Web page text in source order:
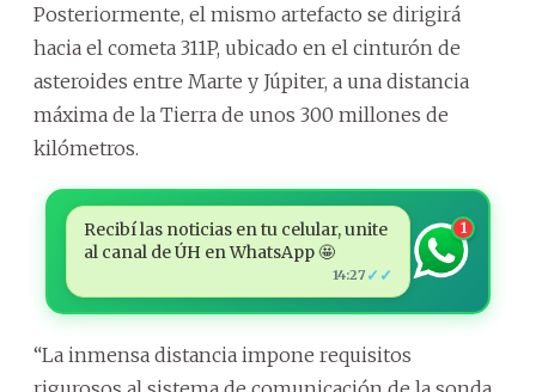
Posteriormente, el mismo artefacto se dirigirá
hacia el cometa 311P, ubicado en el cinturón de
asteroides entre Marte y Júpiter, a una distancia
máxima de la Tierra de unos 300 millones de
kilómetros.
Recibí las noticias en tu celular, unite
al canal de ÚH en WhatsApp 🤩
14:27 ✓✓
1
“La inmensa distancia impone requisitos